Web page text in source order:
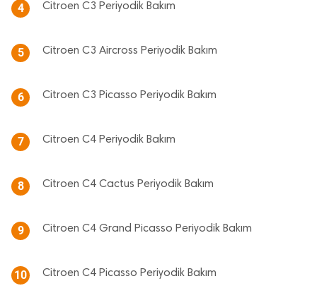
4 Citroen C3 Periyodik Bakım
5 Citroen C3 Aircross Periyodik Bakım
6 Citroen C3 Picasso Periyodik Bakım
7 Citroen C4 Periyodik Bakım
8 Citroen C4 Cactus Periyodik Bakım
9 Citroen C4 Grand Picasso Periyodik Bakım
10 Citroen C4 Picasso Periyodik Bakım